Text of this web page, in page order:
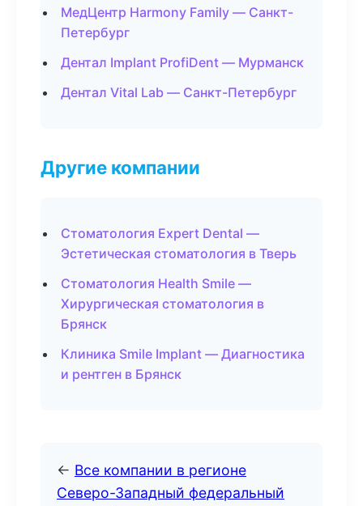
МедЦентр Harmony Family — Санкт-
Петербург
Дентал Implant ProfiDent — Мурманск
Дентал Vital Lab — Санкт-Петербург
Другие компании
Стоматология Expert Dental —
Эстетическая стоматология в Тверь
Стоматология Health Smile —
Хирургическая стоматология в
Брянск
Клиника Smile Implant — Диагностика
и рентген в Брянск
← Все компании в регионе
Северо-Западный федеральный